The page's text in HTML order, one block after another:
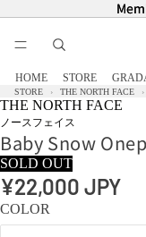
HOME STORE
STORE THE NORTH FACE
THE NORTH FACE
ノースフェイス
Baby Snow
SOLD OUT
¥22,000 JPY
COLOR